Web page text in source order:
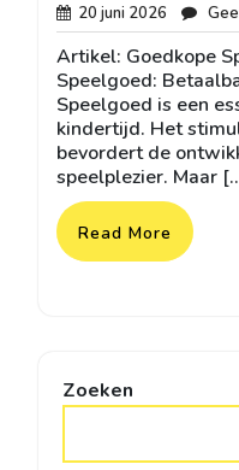
20 juni 2026 20
juni
2026
Artikel: Goedkope
Speelgoed:
Speelgoed is een
kindertijd. Het
bevordert de
speelplezier. Maar
Read More
Zoeken